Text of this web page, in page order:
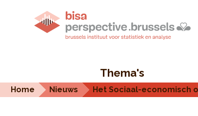
Thema's
Home Nieuws Het Sociaal-economisch